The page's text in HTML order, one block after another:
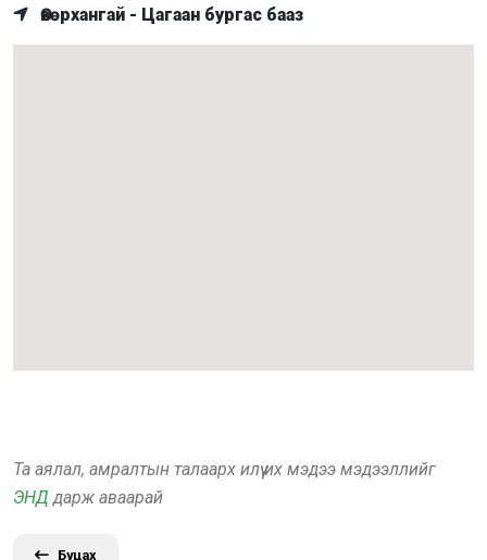
Өвөрхангай - Цагаан бургас бааз
Та аялал, амралтын талаарх илүү их мэдээ мэдээллийг
ЭНД дарж аваарай
Буцах